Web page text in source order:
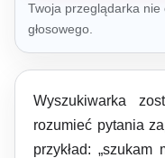
Twoja przeglądarka nie
głosowego.
Wyszukiwarka
rozumieć pytania
przykład: